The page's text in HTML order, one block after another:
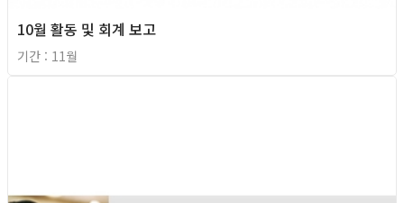
10월 활동 및 회계 보고
기간 : 11월